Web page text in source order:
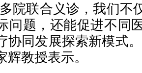
联合义诊，我们不
问题，还能促进不同
协同发展探索新模式
辉教授表示。